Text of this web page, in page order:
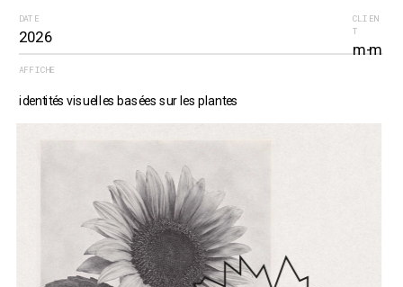
DATE
2026
AFFICHE
CLIEN
T
m-m
identités visuelles basées sur les plantes